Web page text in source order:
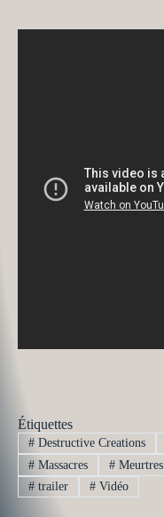
Étiquettes
#Destructive Creations
#Massacres #Meurtres
#trailer #Vidéo